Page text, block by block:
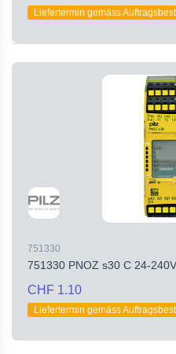
Liefertermin gemäss
751330
751330 PNOZ s30 C 24-
CHF 1.10
Liefertermin gemäss